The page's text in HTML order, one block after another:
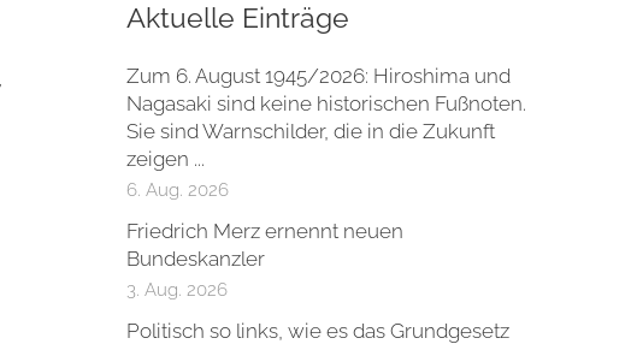
Aktuelle Einträge
Zum 6. August 1945/2026: Hiroshima und
Nagasaki sind keine historischen Fußnoten.
Sie sind Warnschilder, die in die Zukunft
zeigen ...
6. Aug. 2026
Friedrich Merz ernennt neuen
Bundeskanzler
3. Aug. 2026
Politisch so links, wie es das Grundgesetz